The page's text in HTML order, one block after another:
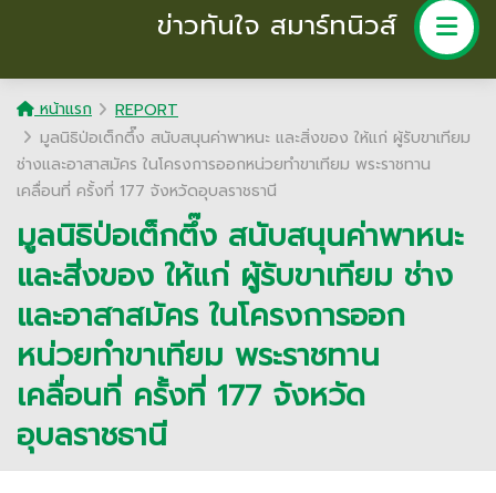
ข่าวทันใจ สมาร์ทนิวส์
หน้าแรก
REPORT
มูลนิธิป่อเต็กตึ๊ง สนับสนุนค่าพาหนะ และสิ่งของ ให้แก่ ผู้รับขาเทียม
ช่างและอาสาสมัคร ในโครงการออกหน่วยทำขาเทียม พระราชทาน
เคลื่อนที่ ครั้งที่ 177 จังหวัดอุบลราชธานี
มูลนิธิป่อเต็กตึ๊ง สนับสนุนค่าพาหนะ
และสิ่งของ ให้แก่ ผู้รับขาเทียม ช่าง
และอาสาสมัคร ในโครงการออก
หน่วยทำขาเทียม พระราชทาน
เคลื่อนที่ ครั้งที่ 177 จังหวัด
อุบลราชธานี